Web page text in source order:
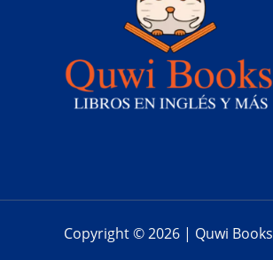
Copyright © 2026 | Quwi Books